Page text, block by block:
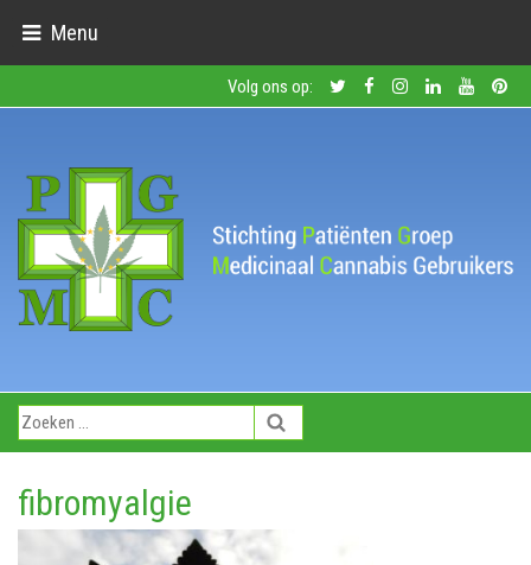
Menu
Volg ons op:
fibromyalgie